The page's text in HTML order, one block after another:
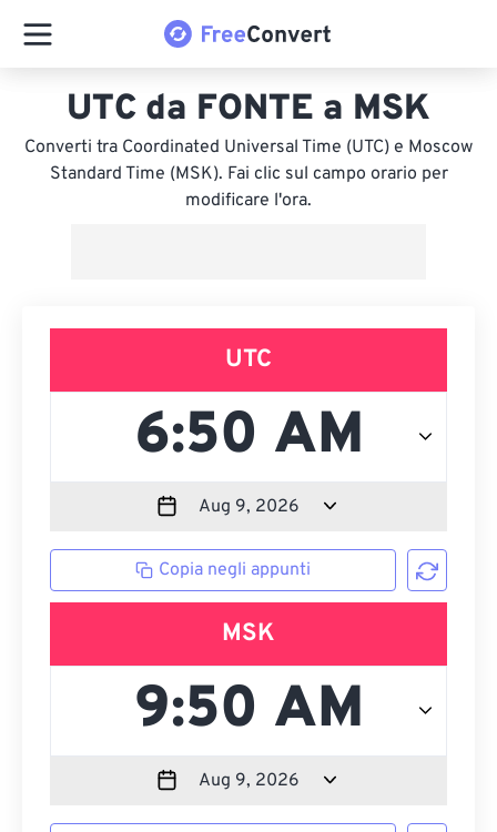
UTC da FONTE a MSK
Converti tra Coordinated Universal Time (UTC) e Moscow
Standard Time (MSK). Fai clic sul campo orario per
modificare l'ora.
UTC
Copia negli appunti
MSK